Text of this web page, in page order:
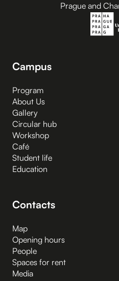
Prague and
Campus
Program
About Us
Gallery
Circular hub
Workshop
Café
Student life
Education
Contacts
Map
Opening hours
People
Spaces for rent
Media